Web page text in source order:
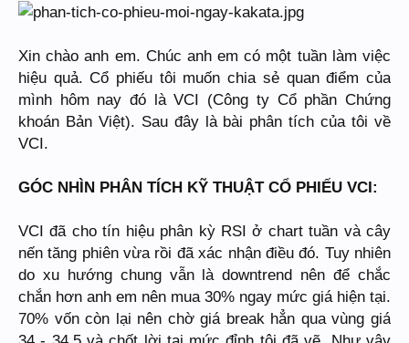
Xin chào anh em. Chúc anh em có một tuần làm việc
hiệu quả. Cổ phiếu tôi muốn chia sẻ quan điểm của
mình hôm nay đó là VCI (Công ty Cổ phần Chứng
khoán Bản Việt). Sau đây là bài phân tích của tôi về
VCI.
GÓC NHÌN PHÂN TÍCH KỸ THUẬT CỔ PHIẾU VCI:
VCI đã cho tín hiệu phân kỳ RSI ở chart tuần và cây
nến tăng phiên vừa rồi đã xác nhận điều đó. Tuy nhiên
do xu hướng chung vẫn là downtrend nên để chắc
chắn hơn anh em nên mua 30% ngay mức giá hiện tại.
70% vốn còn lại nên chờ giá break hẳn qua vùng giá